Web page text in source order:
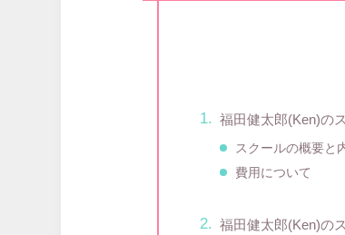
福田健太郎(Ken)の
スクールの概要と
費用について
福田健太郎(Ken)の